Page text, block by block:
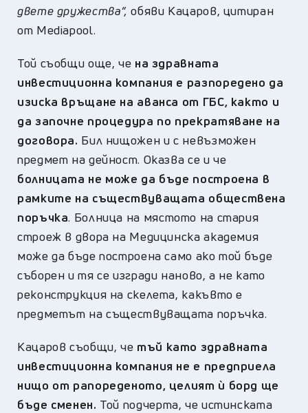
двете дружества“,обяви Кацаров, цитиран
от Mediapool.
Той съобщи още, че на здравната
инвестиционна компания е разпоредено да
изиска връщане на аванса от ГБС, както и
да започне процедура по прекратяване на
договора. Бил нищожен и с невъзможен
предмет на дейност. Оказва се и че
болницата не може да бъде построена в
рамките на съществуващата обществена
поръчка. Болница на мястото на стария
строеж в двора на Медицинска академия
може да бъде построена само ако той бъде
съборен и тя се изгради наново, а не като
реконструкция на скелета, какъвто е
предметът на съществуващата поръчка.
Кацаров съобщи, че тъй като здравната
инвестиционна компания не е предприела
нищо от рапореденото, целият ѝ борд ще
бъде сменен. Той подчерта, че истинската